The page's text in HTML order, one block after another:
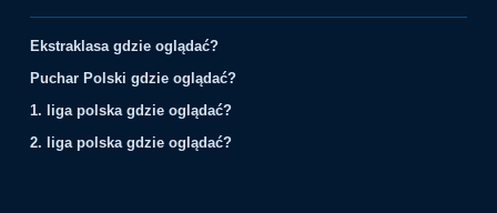
Ekstraklasa gdzie oglądać?
Puchar Polski gdzie oglądać?
1. liga polska gdzie oglądać?
2. liga polska gdzie oglądać?